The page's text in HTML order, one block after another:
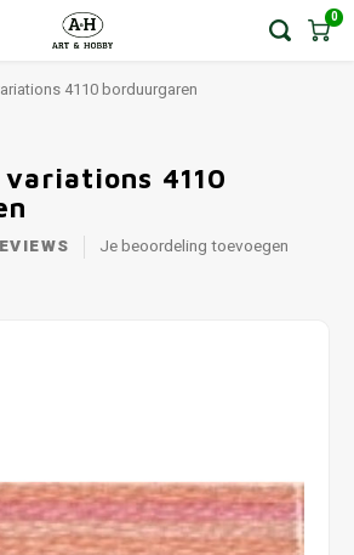
0
4110 borduurgaren
variations 4110
Je beoordeling toevoegen